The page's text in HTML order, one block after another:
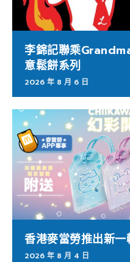
李錦記聯乘
意鬆餅系列
2026 年 8 月 6 日
香港麥當勞推出新
2026 年 8 月 4 日